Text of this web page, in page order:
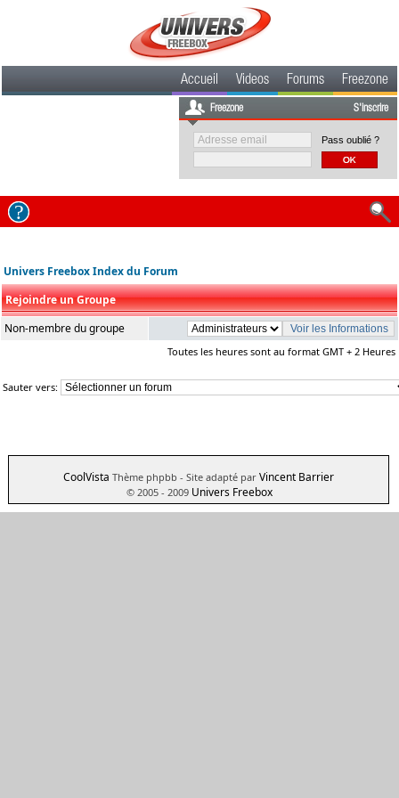
Accueil Videos Forums Freezone
Freezone S'inscrire
Pass oublié ?
Univers Freebox Index du Forum
Rejoindre un Groupe
Non-membre du groupe
Toutes les heures sont au format GMT + 2 Heures
Sauter vers:
CoolVista Thème phpbb - Site adapté par Vincent Barrier
© 2005 - 2009 Univers Freebox